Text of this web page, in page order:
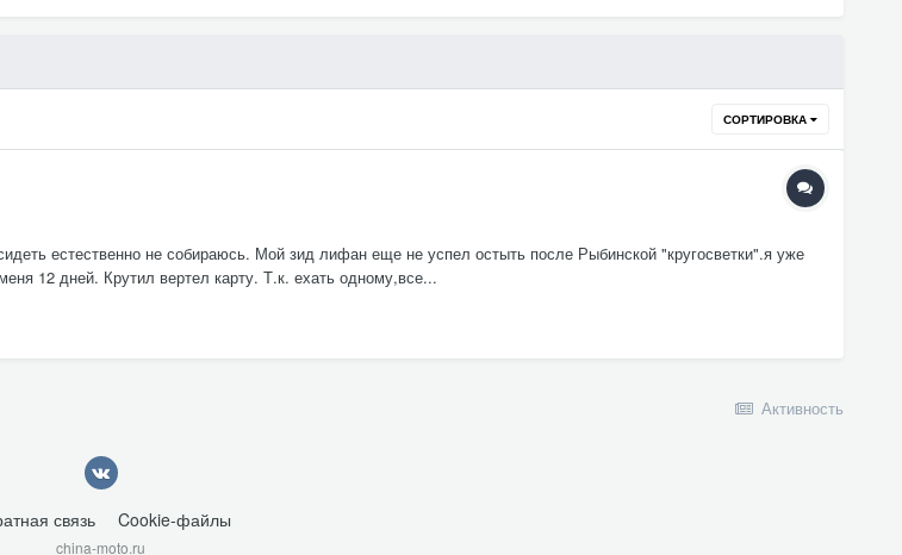
СОРТИРОВКА
естественно не собираюсь. Мой зид лифан еще не успел остыть после Рыбинской "кругосветки".я уже
12 дней. Крутил вертел карту. Т.к. ехать одному,все...
Активность
связь Cookie-файлы
china-moto.ru